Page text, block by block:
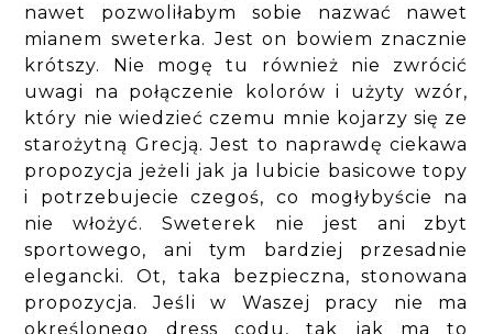
nawet pozwoliłabym sobie nazwać nawet
mianem sweterka. Jest on bowiem znacznie
krótszy. Nie mogę tu również nie zwrócić
uwagi na połączenie kolorów i użyty wzór,
który nie wiedzieć czemu mnie kojarzy się ze
starożytną Grecją. Jest to naprawdę ciekawa
propozycja jeżeli jak ja lubicie basicowe topy
i potrzebujecie czegoś, co mogłybyście na
nie włożyć. Sweterek nie jest ani zbyt
sportowego, ani tym bardziej przesadnie
elegancki. Ot, taka bezpieczna, stonowana
propozycja. Jeśli w Waszej pracy nie ma
określonego dress codu, tak jak ma to